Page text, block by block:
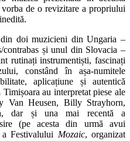
de o revizitare a propriului
doi muzicieni din Ungaria –
contrabas și unul din Slovacia –
rutinați instrumentiști, fascinați
constând în așa-numitele
aplicațiune și autentică
Timișoara au interpretat piese ale
Van Heusen, Billy Strayhorn,
dar și una mai recentă a
(pe acesta din urmă avui
Festivalului Mozaic, organizat